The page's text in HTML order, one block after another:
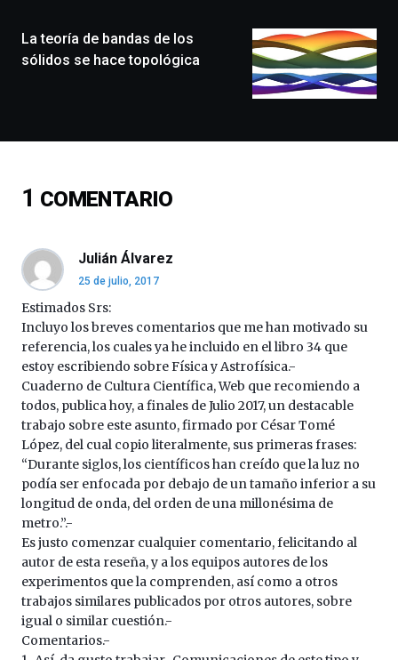
monólogos,
exposiciones,
de
16
4
de
octubre.
La
iniciativa,
por
la
Cátedra…
La teoría de bandas de los
sólidos se hace topológica
1 COMENTARIO
Julián Álvarez
25 de julio, 2017
Estimados Srs:
Incluyo los breves comentarios que me han motivado su
referencia, los cuales ya he incluido en el libro 34 que
estoy escribiendo sobre Física y Astrofísica.-
Cuaderno de Cultura Científica, Web que recomiendo a
todos, publica hoy, a finales de Julio 2017, un destacable
trabajo sobre este asunto, firmado por César Tomé
López, del cual copio literalmente, sus primeras frases:
“Durante siglos, los científicos han creído que la luz no
podía ser enfocada por debajo de un tamaño inferior a su
longitud de onda, del orden de una millonésima de
metro.”.-
Es justo comenzar cualquier comentario, felicitando al
autor de esta reseña, y a los equipos autores de los
experimentos que la comprenden, así como a otros
trabajos similares publicados por otros autores, sobre
igual o similar cuestión.-
Comentarios.-